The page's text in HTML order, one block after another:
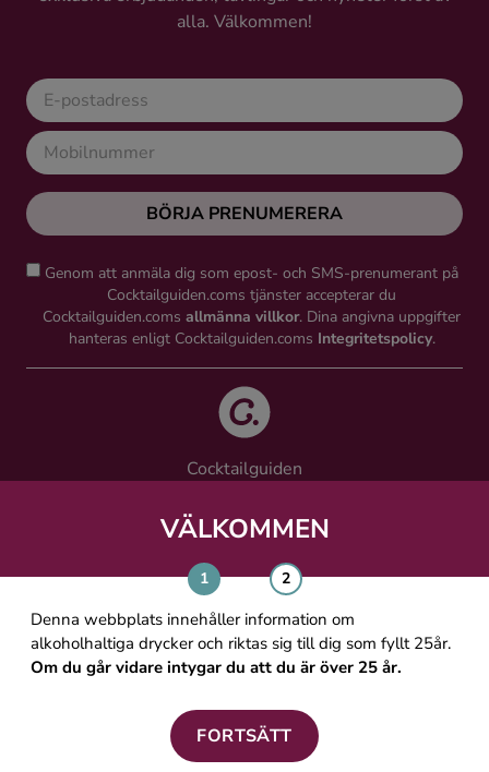
VÄLKOMMEN
Denna webbplats innehåller information om
alkoholhaltiga drycker och riktas sig till dig som fyllt 25år.
Om du går vidare intygar du att du är över 25 år.
FORTSÄTT
alla. Välkommen!
BÖRJA PRENUMERERA
Genom att anmäla dig som epost- och SMS-prenumerant på
Cocktailguiden.coms tjänster accepterar du
Cocktailguiden.coms allmänna villkor. Dina angivna uppgifter
hanteras enligt Cocktailguiden.coms Integritetspolicy.
Cocktailguiden
Västra Järnvägsgatan 21, 111 64 Stockholm
ALLMÄNNA VILLKOR
PERSONUPPGIFTSPOLICY